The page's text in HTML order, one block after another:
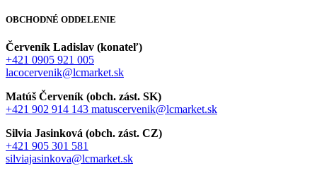
OBCHODNÉ ODDELENIE
Červeník Ladislav (konateľ)
+421 0905 921 005
lacocervenik@lcmarket.sk
Matúš Červeník (obch. zást. SK)
+421 902 914 143 matuscervenik@lcmarket.sk
Silvia Jasinková (obch. zást. CZ)
+421 905 301 581
silviajasinkova@lcmarket.sk